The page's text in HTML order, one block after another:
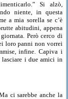
” Si alzò,
niente, in questa
a mia sorella se c’è
abitudini, appena
Però cerco di
loro panni non vorrei
infine. Capiva i
lasciare i due amici in
ci sarebbe anche la